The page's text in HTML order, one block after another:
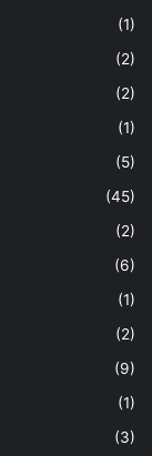
(1)
(2)
(2)
(1)
(5)
(45)
(2)
(6)
(1)
(2)
(9)
(1)
(3)